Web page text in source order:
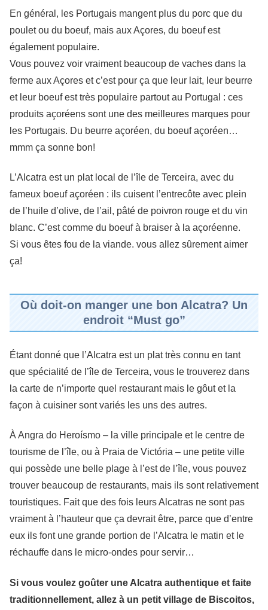
En général, les Portugais mangent plus du porc que du
poulet ou du boeuf, mais aux Açores, du boeuf est
également populaire.
Vous pouvez voir vraiment beaucoup de vaches dans la
ferme aux Açores et c’est pour ça que leur lait, leur beurre
et leur boeuf est très populaire partout au Portugal : ces
produits açoréens sont une des meilleures marques pour
les Portugais. Du beurre açoréen, du boeuf açoréen…
mmm ça sonne bon!
L’Alcatra est un plat local de l’île de Terceira, avec du
fameux boeuf açoréen : ils cuisent l’entrecôte avec plein
de l’huile d’olive, de l’ail, pâté de poivron rouge et du vin
blanc. C’est comme du boeuf à braiser à la açoréenne.
Si vous êtes fou de la viande. vous allez sûrement aimer
ça!
Où doit-on manger une bon Alcatra? Un
endroit “Must go”
Étant donné que l’Alcatra est un plat très connu en tant
que spécialité de l’île de Terceira, vous le trouverez dans
la carte de n’importe quel restaurant mais le gôut et la
façon à cuisiner sont variés les uns des autres.
À Angra do Heroísmo – la ville principale et le centre de
tourisme de l’île, ou à Praia de Victória – une petite ville
qui possède une belle plage à l’est de l’île, vous pouvez
trouver beaucoup de restaurants, mais ils sont relativement
touristiques. Fait que des fois leurs Alcatras ne sont pas
vraiment à l’hauteur que ça devrait être, parce que d’entre
eux ils font une grande portion de l’Alcatra le matin et le
réchauffe dans le micro-ondes pour servir…
Si vous voulez goûter une Alcatra authentique et faite
traditionnellement, allez à un petit village de Biscoitos,